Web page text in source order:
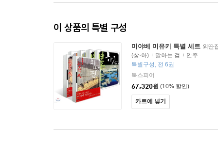
이 상품의 특별 구성
미야베 미유키 특별 세트 외딴
(상·하) + 말하는 검 + 안주
특별구성, 전 6권
북스피어
67,320원 (10% 할인)
카트에 넣기